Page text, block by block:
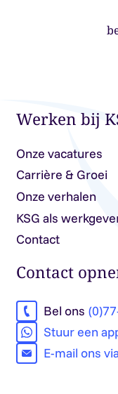
Werken bij
Onze vacatures
Carrière & Groei
Onze verhalen
KSG als
Contact
Contact
Bel ons
Stuur een
E-mail ons via